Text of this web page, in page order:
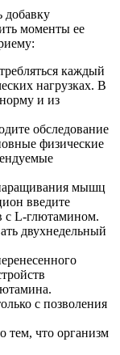
добавку
моменты ее
каждый
нагрузках. В
и из
обследование
физические
мышц
введите
с L-глютамином.
двухнедельный
с позволения
тем, что организм